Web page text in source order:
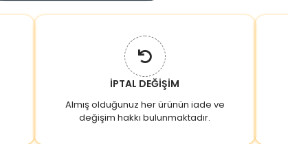
İPTAL DEĞİŞİM
Almış olduğunuz her ürünün iade ve
değişim hakkı bulunmaktadır.